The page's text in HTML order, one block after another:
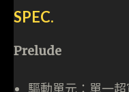
SPEC.
Prelude